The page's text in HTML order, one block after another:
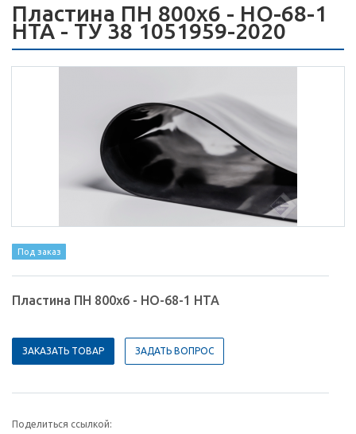
Пластина ПН 800х6 - НО-68-1
НТА - ТУ 38 1051959-2020
Под заказ
Пластина ПН 800х6 - НО-68-1 НТА
ЗАКАЗАТЬ ТОВАР ЗАДАТЬ ВОПРОС
Поделиться ссылкой: